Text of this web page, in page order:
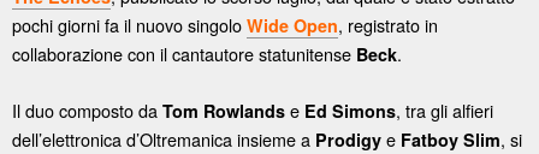
pochi giorni fa il nuovo singolo Wide Open, registrato in
collaborazione con il cantautore statunitense Beck.
Il duo composto da Tom Rowlands e Ed Simons, tra gli alfieri
dell’elettronica d’Oltremanica insieme a Prodigy e Fatboy Slim, si